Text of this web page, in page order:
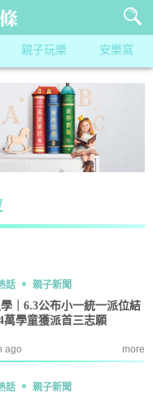
親子玩樂 安樂窩
話 親子新聞
｜6.3公布小一統一派位結
學童獲派首三志願
ago more
話 親子新聞